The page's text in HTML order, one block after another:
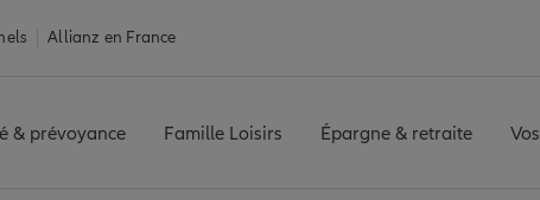
Allianz en France
& prévoyance Famille Loisirs Épargne & retraite